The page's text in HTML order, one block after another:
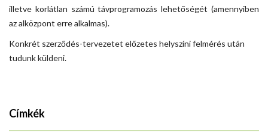
illetve korlátlan számú távprogramozás lehetőségét (amennyiben
az alközpont erre alkalmas).
Konkrét szerződés-tervezetet előzetes helyszíni felmérés után
tudunk küldeni.
Címkék